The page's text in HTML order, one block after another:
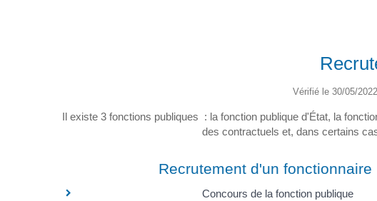
Vérifié le 30/05/
Il existe 3 fonctions publiques : la fonction publique d'État, la
des contractuels et, dans certains
Recrutement d'un fonctionnaire
Concours de la fonction publique